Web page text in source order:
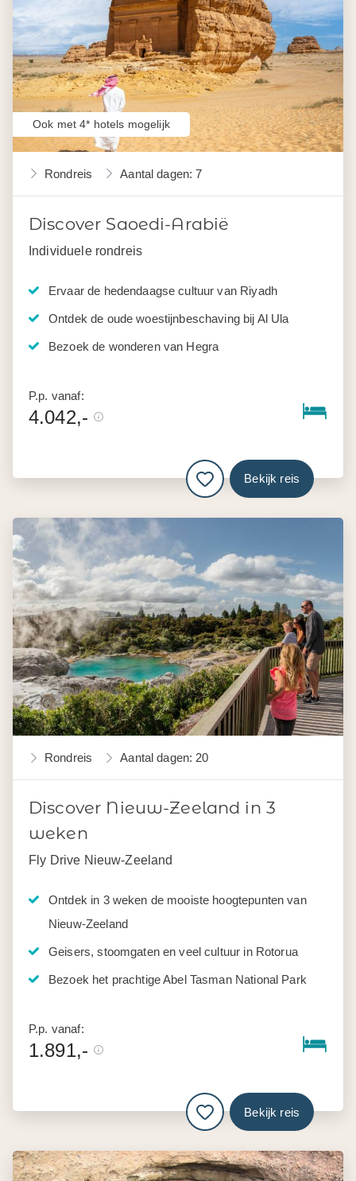
Rondreis Aantal dagen: 7
Discover Saoedi-Arabië
Individuele rondreis
Ervaar de hedendaagse cultuur van Riyadh
Ontdek de oude woestijnbeschaving bij Al Ula
Bezoek de wonderen van Hegra
Ook met 4* hotels mogelijk
P.p. vanaf:
4.042,-
Bekijk reis
Rondreis Aantal dagen: 20
Discover Nieuw-Zeeland in 3
weken
Fly Drive Nieuw-Zeeland
Ontdek in 3 weken de mooiste hoogtepunten van
Nieuw-Zeeland
Geisers, stoomgaten en veel cultuur in Rotorua
Bezoek het prachtige Abel Tasman National Park
P.p. vanaf:
1.891,-
Bekijk reis